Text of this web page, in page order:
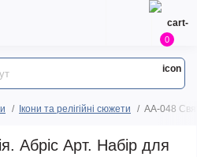
0
Ікони та релігійні сюжети AA-048
Абріс Арт. Набір для